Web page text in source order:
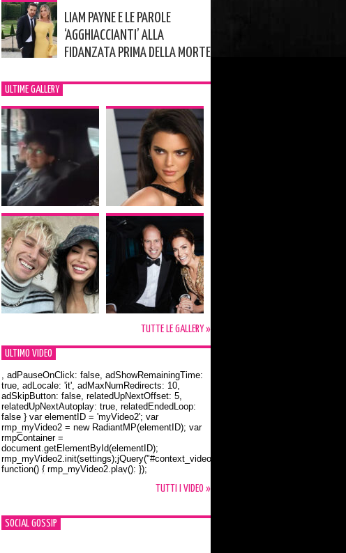
LIAM PAYNE E LE PAROLE
‘AGGHIACCIANTI’ ALLA
FIDANZATA PRIMA DELLA MORTE
ULTIME GALLERY
TUTTE LE GALLERY »
ULTIMO VIDEO
Orlando Bloom e la t-shirt dedicata a Flynn
, adPauseOnClick: false, adShowRemainingTime:
true, adLocale: 'it', adMaxNumRedirects: 10,
adSkipButton: false, relatedUpNextOffset: 5,
relatedUpNextAutoplay: true, relatedEndedLoop:
false } var elementID = 'myVideo2'; var
rmp_myVideo2 = new RadiantMP(elementID); var
rmpContainer =
document.getElementById(elementID);
rmp_myVideo2.init(settings);jQuery("#context_video2").one("mouseover",
function() { rmp_myVideo2.play(); });
TUTTI I VIDEO »
SOCIAL GOSSIP